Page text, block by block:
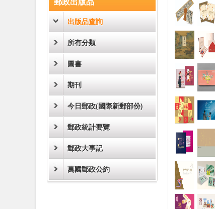
出版品查詢
所有分類
圖書
期刊
今日郵政(國際新郵部份)
郵政統計要覽
郵政大事記
萬國郵政公約